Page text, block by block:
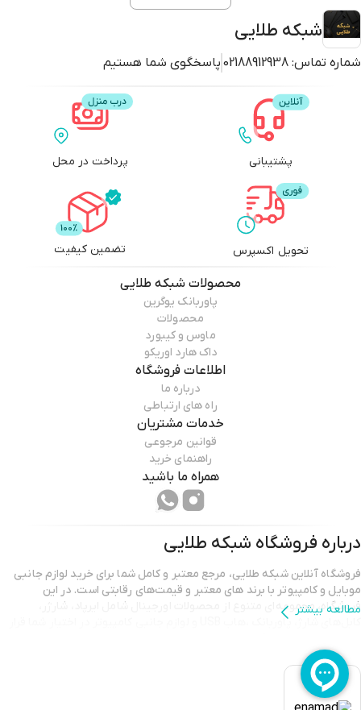
شبکه طلایی
شماره تماس: 02188912938 پاسخگوی شما هستیم
پشتیبانی پرداخت در محل
تحویل اکسپرس تضمین کیفیت
محصولات شبکه طلایی
پاوربانک یوگرین
محصولات
ماوس و کیبورد
داک هارد اوریکو
اطلاعات فروشگاه
درباره ما
راه های ارتباطی
خدمات مشتریان
قوانین مرجوعی
راهنمای خرید
همراه ما باشید
درباره فروشگاه شبکه طلایی
فروشگاه آنلاین شبکه طلایی، مرجع معتبر و کامل شما برای خرید لوازم جانبی
موبایل و کامپیوتر با برند هاي معتبر و قیمت‌های رقابتی است. در این
فروشگاه، مجموعه‌ای متنوع از محصولات اورجینال شامل ايرپاد، شارژر،
تضمین اصالت کالا و خدمات پشتیبانی حرفه‌ای، همراه همیشگی نیازهای
دیجیتال شما است.
مطالعه بیشتر